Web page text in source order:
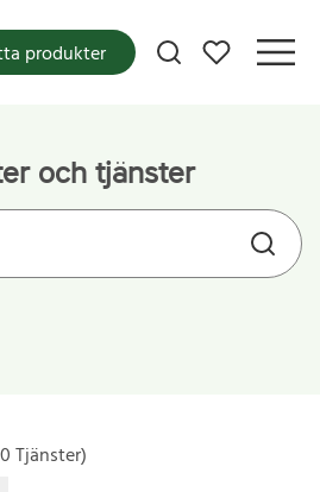
Mina favoriter
produkter
och tjänster
Tjänster)